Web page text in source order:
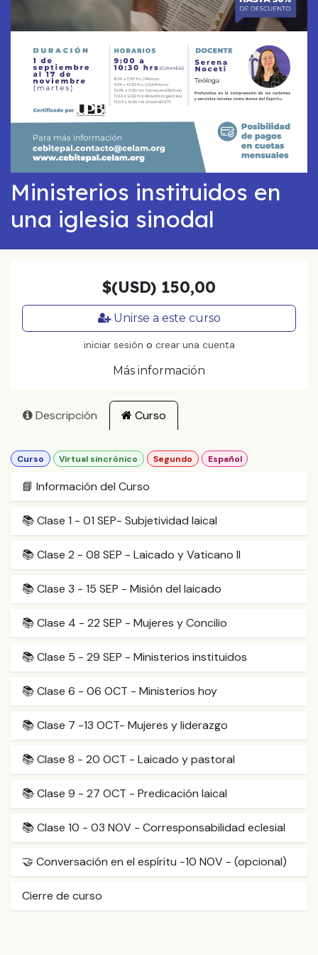
Ministerios instituidos en
una iglesia sinodal
$(USD) 150,00
Unirse a este curso
iniciar sesión o crear una cuenta
Más información
Descripción Curso
Curso Virtual sincrónico Segundo Español
📘 Información del Curso
📚 Clase 1 - 01 SEP- Subjetividad laical
📚 Clase 2 - 08 SEP - Laicado y Vaticano II
📚 Clase 3 - 15 SEP - Misión del laicado
📚 Clase 4 - 22 SEP - Mujeres y Concilio
📚 Clase 5 - 29 SEP - Ministerios instituidos
📚 Clase 6 - 06 OCT - Ministerios hoy
📚 Clase 7 -13 OCT- Mujeres y liderazgo
📚 Clase 8 - 20 OCT - Laicado y pastoral
📚 Clase 9 - 27 OCT - Predicación laical
📚 Clase 10 - 03 NOV - Corresponsabilidad eclesial
🤝 Conversación en el espíritu -10 NOV - (opcional)
Cierre de curso